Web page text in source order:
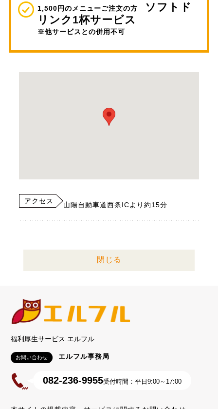
1,500円のメニューご注文の方
ソフトド
リンク1杯サービス
※他サービスとの併用不可
アクセス 山陽自動車道西条ICより約15分
閉じる
福利厚生サービス エルフル
お問い合わせ エルフル事務局
082-236-9955受付時間：平日9:00～17:00